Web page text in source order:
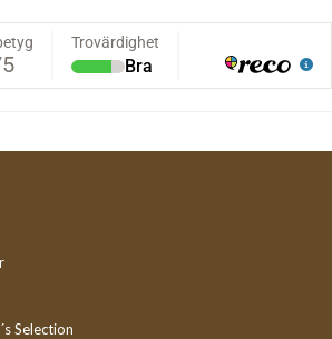
Selection